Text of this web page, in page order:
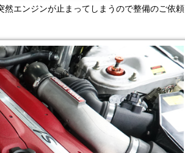
エンジンが止まってしまうので整備のご依頼